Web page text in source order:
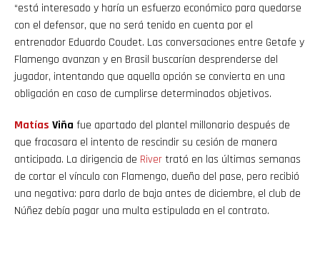
“está interesado y haría un esfuerzo económico para quedarse
con el defensor, que no será tenido en cuenta por el
entrenador Eduardo Coudet. Las conversaciones entre Getafe y
Flamengo avanzan y en Brasil buscarían desprenderse del
jugador, intentando que aquella opción se convierta en una
obligación en caso de cumplirse determinados objetivos.
Matías Viña fue apartado del plantel millonario después de
que fracasara el intento de rescindir su cesión de manera
anticipada. La dirigencia de Rivertrató en las últimas semanas
de cortar el vínculo con Flamengo, dueño del pase, pero recibió
una negativa: para darlo de baja antes de diciembre, el club de
Núñez debía pagar una multa estipulada en el contrato.